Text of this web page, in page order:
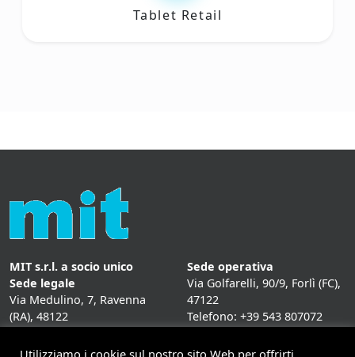
Tablet Retail
MIT s.r.l. a socio unico
Sede legale
Via Medulino, 7, Ravenna
(RA), 48122
Sede operativa
Via Golfarelli, 90/9, Forlì (FC),
47122
Telefono: +39 543 807072
Mail: info@mitweb.it
Utilizziamo i cookie sul nostro sito Web per offrirti